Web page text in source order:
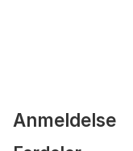
Anmeldelse